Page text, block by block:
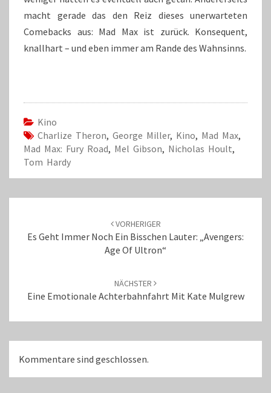
macht gerade das den Reiz dieses unerwarteten
Comebacks aus: Mad Max ist zurück. Konsequent,
knallhart – und eben immer am Rande des Wahnsinns.
Kino
Charlize Theron, George Miller, Kino, Mad Max,
Mad Max: Fury Road, Mel Gibson, Nicholas Hoult,
Tom Hardy
VORHERIGER
Es Geht Immer Noch Ein Bisschen Lauter: „Avengers:
Age Of Ultron“
NÄCHSTER
Eine Emotionale Achterbahnfahrt Mit Kate Mulgrew
Kommentare sind geschlossen.